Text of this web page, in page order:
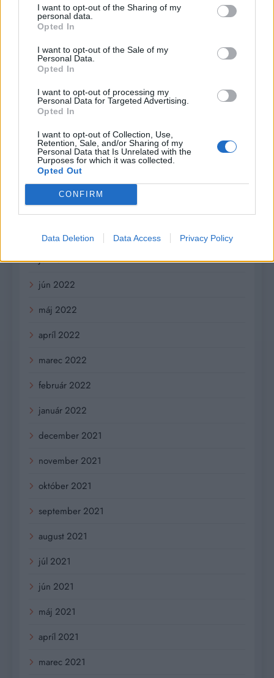
I want to opt-out of the Sharing of my
personal data.
Opted In
I want to opt-out of the Sale of my
Personal Data.
Opted In
I want to opt-out of processing my
Personal Data for Targeted Advertising.
Opted In
I want to opt-out of Collection, Use,
Retention, Sale, and/or Sharing of my
Personal Data that Is Unrelated with the
Purposes for which it was collected.
Opted Out
CONFIRM
Data Deletion Data Access Privacy Policy
máj 2023
apríl 2023
marec 2023
január 2023
december 2022
november 2022
október 2022
september 2022
august 2022
júl 2022
jún 2022
máj 2022
apríl 2022
marec 2022
február 2022
január 2022
december 2021
november 2021
október 2021
september 2021
august 2021
júl 2021
jún 2021
máj 2021
apríl 2021
marec 2021